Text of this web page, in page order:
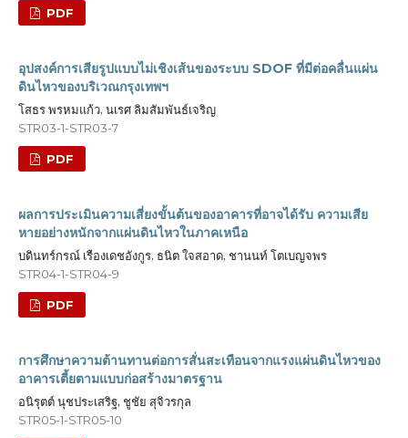
PDF
อุปสงค์การเสียรูปแบบไม่เชิงเส้นของระบบ SDOF ที่มีต่อคลื่นแผ่น
ดินไหวของบริเวณกรุงเทพฯ
โสธร พรหมแก้ว, นเรศ ลิมสัมพันธ์เจริญ
STR03-1-STR03-7
PDF
ผลการประเมินความเสี่ยงขั้นต้นของอาคารที่อาจได้รับ ความเสีย
หายอย่างหนักจากแผ่นดินไหวในภาคเหนือ
บดินทร์กรณ์ เรืองเดชอังกูร, ธนิต ใจสอาด, ชานนท์ โตเบญจพร
STR04-1-STR04-9
PDF
การศึกษาความต้านทานต่อการสั่นสะเทือนจากแรงแผ่นดินไหวของ
อาคารเตี้ยตามแบบก่อสร้างมาตรฐาน
อนิรุตต์ นุชประเสริฐ, ชูชัย สุจิวรกุล
STR05-1-STR05-10